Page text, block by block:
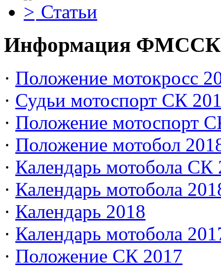
Статьи
Информация ФМССК
· Положение мотокросс
· Судьи мотоспорт СК
· Положение мотоспорт
· Положение мотобол
· Календарь мотобола СК
· Календарь мотобола
· Календарь 2018
· Календарь мотобола
· Положение СК 2017